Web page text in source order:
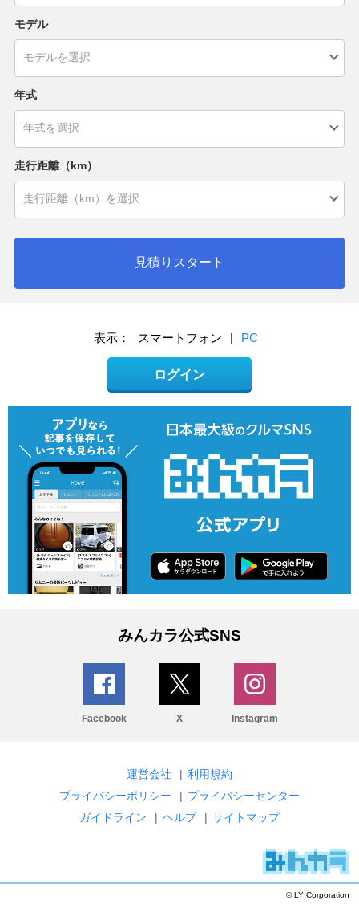
モデル
年式
走行距離（km）
見積りスタート
表示： スマートフォン | PC
ログイン
みんカラ公式SNS
Facebook X Instagram
運営会社 | 利用規約
プライバシーポリシー
| プライバシーセンター
ガイドライン
| ヘルプ | サイトマップ
© LY Corporation